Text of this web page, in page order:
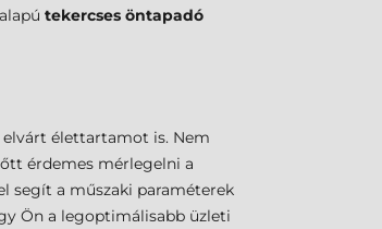
tekercses öntapadó
élettartamot is. Nem
érdemes mérlegelni a
segít a műszaki paraméterek
Ön a legoptimálisabb üzleti